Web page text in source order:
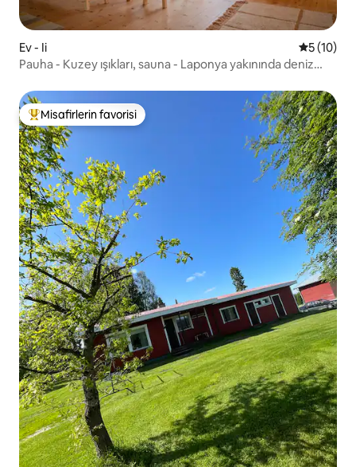
Ev - Ii 55 (10)
Pauha - Kuzey ışıkları, sauna - Laponya yakınında deniz
Misafirlerin favorilerinden en beğenilenler arasında
Misafirlerin favorisi